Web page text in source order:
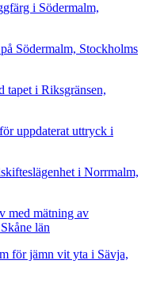
i Södermalm,
Södermalm, Stockholms
tapet i Riksgränsen,
uppdaterat uttryck i
i Norrmalm,
med mätning av
län
för jämn vit yta i Sävja,